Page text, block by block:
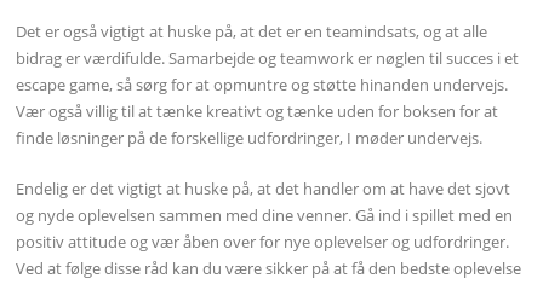
Det er også vigtigt at huske på, at det er en teamindsats, og at alle
bidrag er værdifulde. Samarbejde og teamwork er nøglen til succes i et
escape game, så sørg for at opmuntre og støtte hinanden undervejs.
Vær også villig til at tænke kreativt og tænke uden for boksen for at
finde løsninger på de forskellige udfordringer, I møder undervejs.
Endelig er det vigtigt at huske på, at det handler om at have det sjovt
og nyde oplevelsen sammen med dine venner. Gå ind i spillet med en
positiv attitude og vær åben over for nye oplevelser og udfordringer.
Ved at følge disse råd kan du være sikker på at få den bedste oplevelse